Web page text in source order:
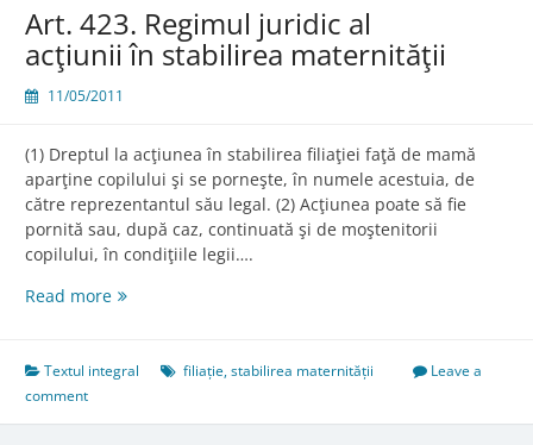
Art. 423. Regimul juridic al
acţiunii în stabilirea maternităţii
11/05/2011
(1) Dreptul la acţiunea în stabilirea filiaţiei faţă de mamă
aparţine copilului şi se porneşte, în numele acestuia, de
către reprezentantul său legal. (2) Acţiunea poate să fie
pornită sau, după caz, continuată şi de moştenitorii
copilului, în condiţiile legii….
Read moreArt.
juridic
acţiunii
Textul integral filiație,stabilirea maternității
Leave a
comment